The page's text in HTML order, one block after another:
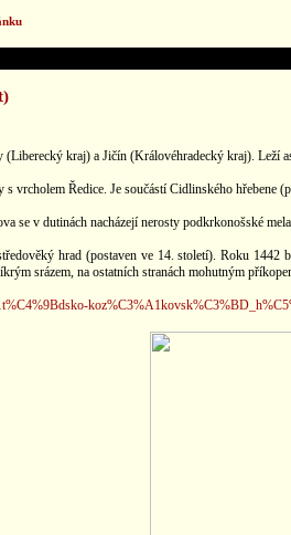
kraj) a Jičín (Královéhradecký kraj). Leží
Ředice. Je součástí Cidlinského
se v dutinách nacházejí nerosty podkrkonošské
hrad (postaven ve 14. století). Roku
srázem, na ostatních stranách mohutným